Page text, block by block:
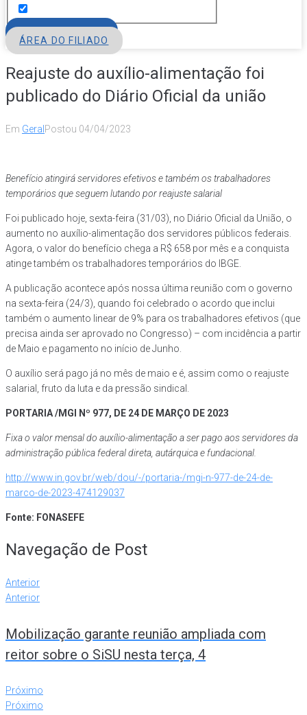
ÁREA DO FILIADO
Reajuste do auxílio-alimentação foi
publicado do Diário Oficial da união
Em Geral Postou 04/04/2023
Benefício atingirá servidores efetivos e também os trabalhadores
temporários que seguem lutando por reajuste salarial
Foi publicado hoje, sexta-feira (31/03), no Diário Oficial da União, o
aumento no auxílio-alimentação dos servidores públicos federais.
Agora, o valor do benefício chega a R$ 658 por mês e a conquista
atinge também os trabalhadores temporários do IBGE.
A publicação acontece após nossa última reunião com o governo
na sexta-feira (24/3), quando foi celebrado o acordo que inclui
também o aumento linear de 9% para os trabalhadores efetivos (que
precisa ainda ser aprovado no Congresso) – com incidência a partir
de Maio e pagamento no início de Junho.
O auxílio será pago já no mês de maio e é, assim como o reajuste
salarial, fruto da luta e da pressão sindical.
PORTARIA /MGI Nº 977, DE 24 DE MARÇO DE 2023
Fixa o valor mensal do auxílio-alimentação a ser pago aos servidores da
administração pública federal direta, autárquica e fundacional.
http://www.in.gov.br/web/dou/-/portaria-/mgi-n-977-de-24-de-
marco-de-2023-474129037
Fonte: FONASEFE
Navegação de Post
Anterior
Anterior
Mobilização garante reunião ampliada com
reitor sobre o SiSU nesta terça, 4
Próximo
Próximo